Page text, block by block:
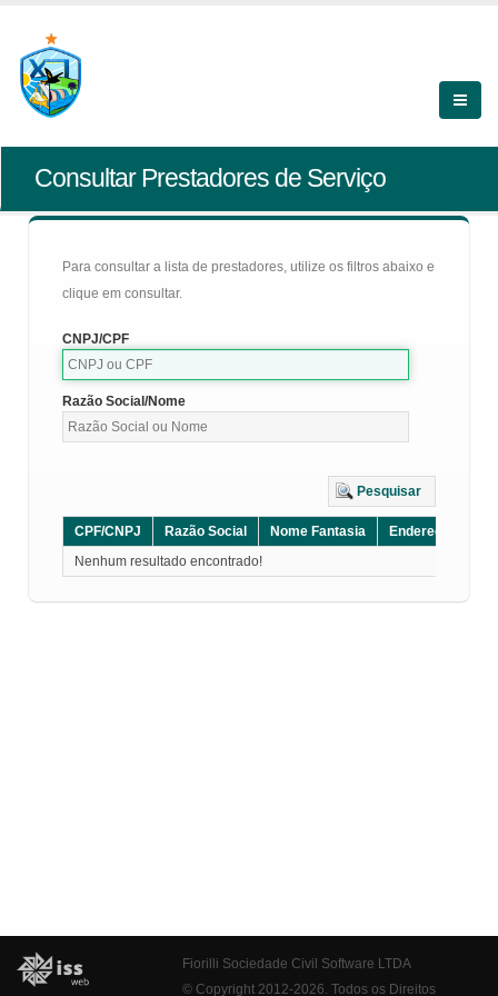
Consultar Prestadores de Serviço
Para consultar a lista de prestadores, utilize os filtros abaixo e
clique em consultar.
CNPJ/CPF
Razão Social/Nome
Pesquisar
CPF/CNPJ Razão Social Nome Fantasia Endereço
Nenhum resultado encontrado!
Fiorilli Sociedade Civil Software LTDA
© Copyright 2012-2026. Todos os Direitos